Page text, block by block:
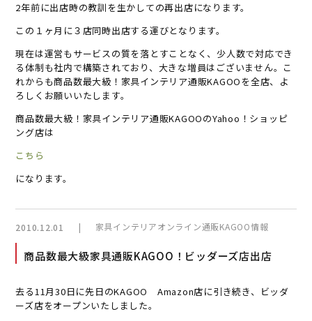
2年前に出店時の教訓を生かしての再出店になります。
この１ヶ月に３店同時出店する運びとなります。
現在は運営もサービスの質を落とすことなく、少人数で対応でき
る体制も社内で構築されており、大きな増員はございません。こ
れからも商品数最大級！家具インテリア通販KAGOOを全店、よ
ろしくお願いいたします。
商品数最大級！家具インテリア通販KAGOOのYahoo！ショッピ
ング店は
こちら
になります。
2010.12.01 | 家具インテリアオンライン通販KAGOO情報
商品数最大級家具通販KAGOO！ビッダーズ店出店
去る11月30日に先日のKAGOO Amazon店に引き続き、ビッダ
ーズ店をオープンいたしました。